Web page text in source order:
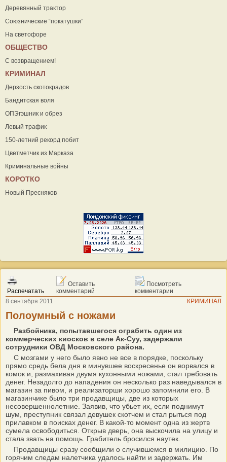
Деревянный трактор
Союзнические “покатушки”
На светофоре
ОБЩЕСТВО
С возвращением!
КРИМИНАЛ
Дерзость скотокрадов
Бандитская воля
ОПЭгэшник и обрез
Левый трафик
150-летний рекорд побит
Цветметчик из Марказа
Криминальные войны
КОРОТКО
Новый Пресняков
Распечатать
Оставить
комментарий
Посмотреть
комментарии
8 сентября 2011
КРИМИНАЛ
Полоумный с ножами
Разбойника, попытавшегося ограбить один из
коммерческих киосков в селе Ак-Суу, задержали
сотрудники ОВД Московского района.
С мозгами у него было явно не все в порядке, поскольку
прямо средь бела дня в минувшее воскресенье он ворвался в
комок и, размахивая двумя кухонными ножами, стал требовать
денег. Незадолго до нападения он несколько раз наведывался в
магазин за пивом, и реализаторши хорошо запомнили его. В
магазинчике было три продавщицы, две из которых
несовершеннолетние. Заявив, что убьет их, если поднимут
шум, преступник связал девушек скотчем и стал рыться под
прилавком в поисках денег. В какой-то момент одна из жертв
сумела освободиться. Открыв дверь, она выскочила на улицу и
стала звать на помощь. Грабитель бросился наутек.
Продавщицы сразу сообщили о случившемся в милицию. По
горячим следам налетчика удалось найти и задержать. Им